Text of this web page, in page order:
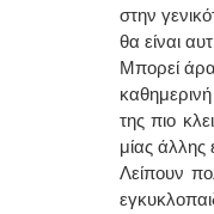
στην
θα είναι
Μπορεί
της πιο
μίας
Λείπουν